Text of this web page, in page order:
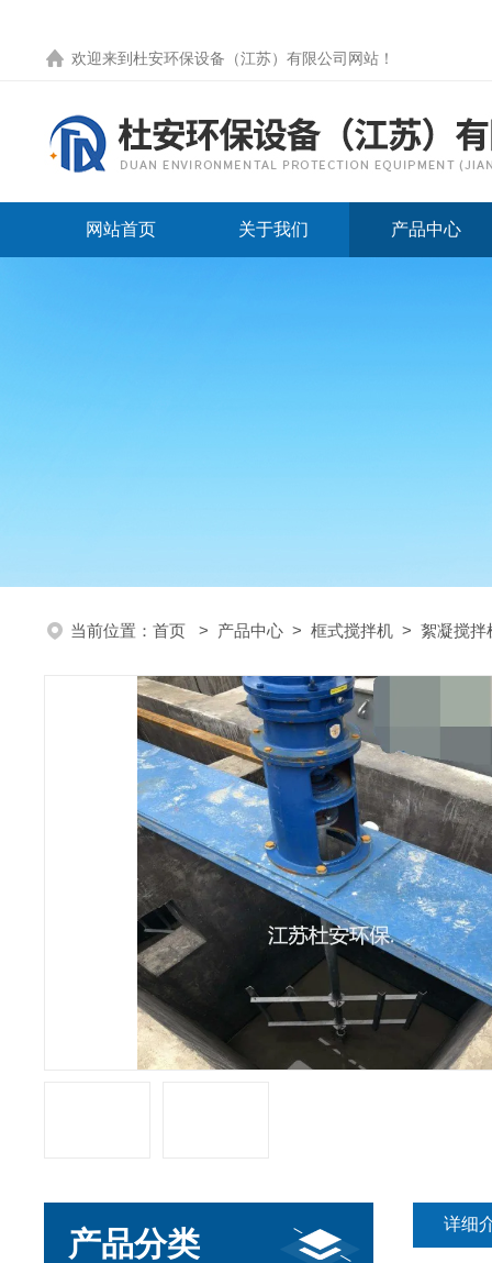
欢迎来到 杜安环保设备（江苏）有限公司网站 ！
网站首页 关于我们 产品中心
当前位置： 首页 > 产品中心 > 框式搅拌机 > 絮凝搅拌
产品分类
详细